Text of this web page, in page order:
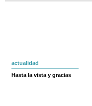
actualidad
Hasta la vista y gracias